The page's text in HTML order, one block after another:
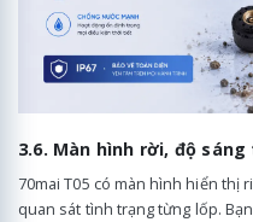
3.6. Màn hình rời, độ
70mai T05 có màn hình hiển thị
quan sát tình trạng từng lốp.